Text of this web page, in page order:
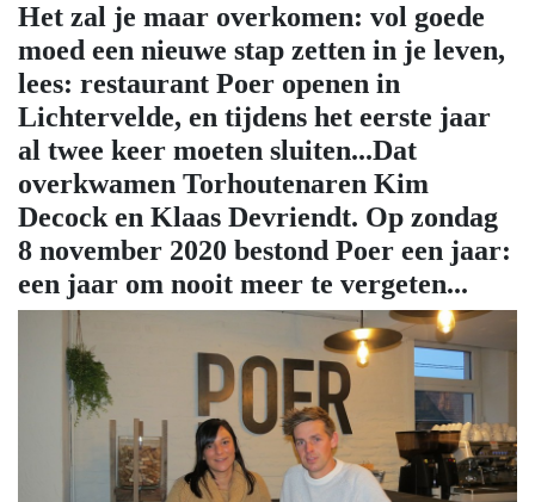
Het zal je maar overkomen: vol goede
moed een nieuwe stap zetten in je leven,
lees: restaurant Poer openen in
Lichtervelde, en tijdens het eerste jaar
al twee keer moeten sluiten...Dat
overkwamen Torhoutenaren Kim
Decock en Klaas Devriendt. Op zondag
8 november 2020 bestond Poer een jaar:
een jaar om nooit meer te vergeten...